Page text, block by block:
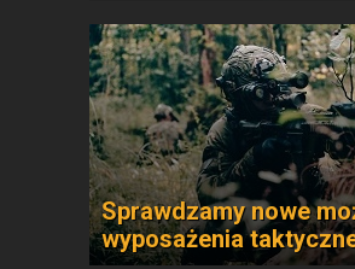
Sprawdzamy nowe
wyposażenia